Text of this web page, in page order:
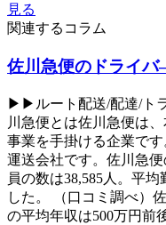
見る
関連するコラム
佐川急便のドライ
▶▶ルート配送/配達/ト
川急便とは佐川急便は
事業を手掛ける企業で
運送会社です。佐川急
員の数は38,585人。平
した。 （口コミ調べ）
の平均年収は500万円前